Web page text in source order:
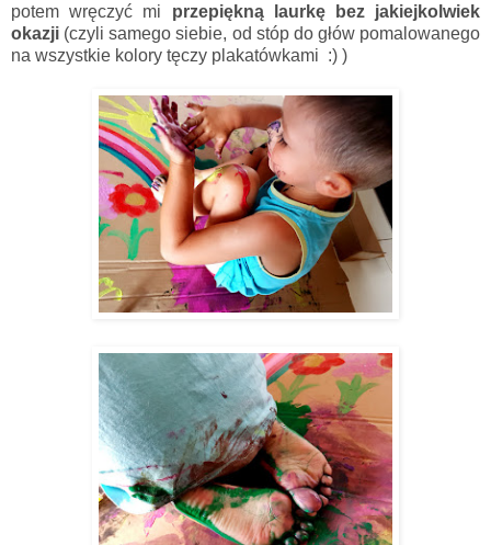
potem wręczyć mi przepiękną laurkę bez jakiejkolwiek
okazji (czyli samego siebie, od stóp do głów pomalowanego
na wszystkie kolory tęczy plakatówkami :) )